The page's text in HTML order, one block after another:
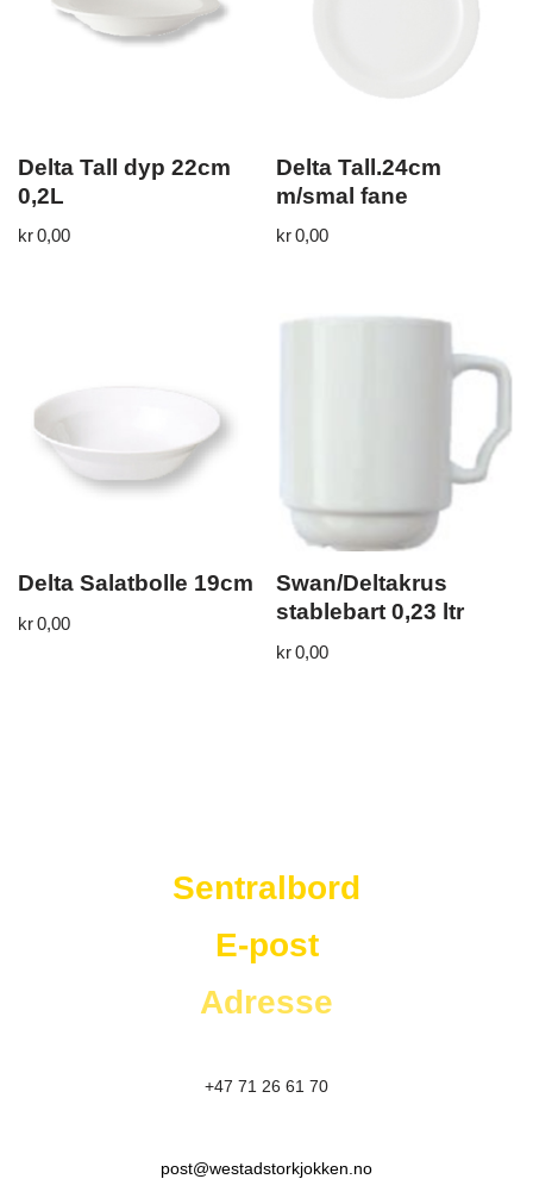
Delta Tall dyp 22cm
0,2L
kr0,00
Delta Tall.24cm
m/smal fane
kr0,00
Delta Salatbolle 19cm
kr0,00
Swan/Deltakrus
stablebart 0,23 ltr
kr0,00
Sentralbord
E-post
Adresse
+47 71 26 61 70
post@westadstorkjokken.no